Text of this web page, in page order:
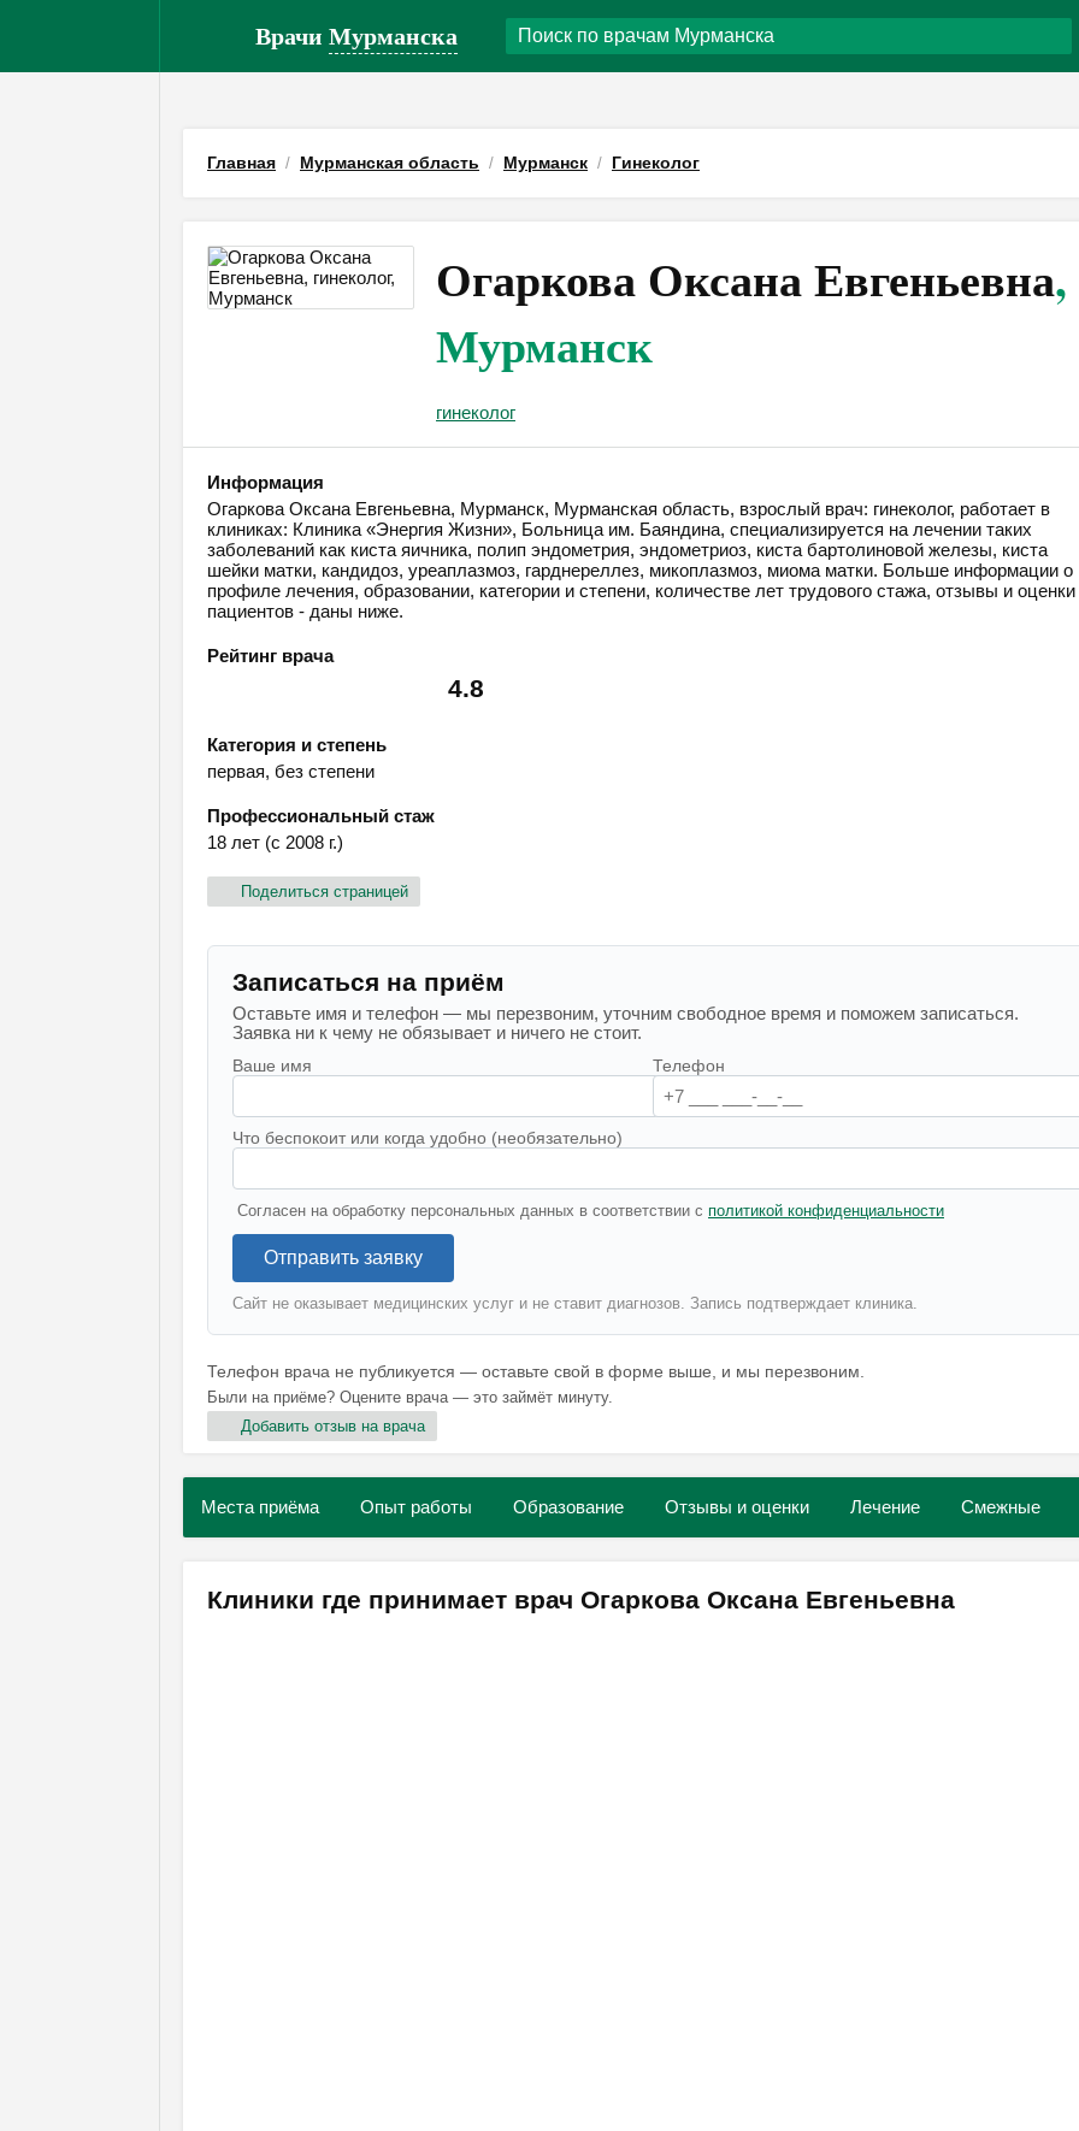
Врачи Мурманска
Главная Мурманская область Мурманск Гинеколог
Огаркова Оксана Евгеньевна,
Мурманск
гинеколог
Информация
Огаркова Оксана Евгеньевна, Мурманск, Мурманская область, взрослый врач: гинеколог, работает в
клиниках: Клиника «Энергия Жизни», Больница им. Баяндина, специализируется на лечении таких
заболеваний как киста яичника, полип эндометрия, эндометриоз, киста бартолиновой железы, киста
шейки матки, кандидоз, уреаплазмоз, гарднереллез, микоплазмоз, миома матки. Больше информации о
профиле лечения, образовании, категории и степени, количестве лет трудового стажа, отзывы и оценки
пациентов - даны ниже.
Рейтинг врача
4.8
Категория и степень
первая, без степени
Профессиональный стаж
18 лет (с 2008 г.)
Поделиться страницей
Записаться на приём
Оставьте имя и телефон — мы перезвоним, уточним свободное время и поможем записаться.
Заявка ни к чему не обязывает и ничего не стоит.
Ваше имя Телефон
Что беспокоит или когда удобно (необязательно)
Согласен на обработку персональных данных в соответствии с политикой конфиденциальности
Отправить заявку
Сайт не оказывает медицинских услуг и не ставит диагнозов. Запись подтверждает клиника.
Телефон врача не публикуется — оставьте свой в форме выше, и мы перезвоним.
Были на приёме? Оцените врача — это займёт минуту.
Добавить отзыв на врача
Места приёма Опыт работы Образование Отзывы и оценки Лечение Смежные
Клиники где принимает врач Огаркова Оксана Евгеньевна